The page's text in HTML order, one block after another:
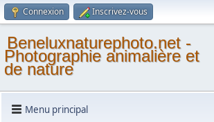
Connexion Inscrivez-vous
Beneluxnaturephoto.net -
Photographie animalière et
de nature
Menu principal